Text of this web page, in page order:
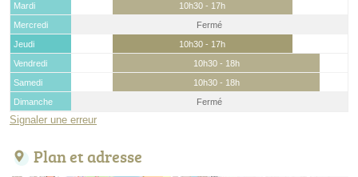
Mardi
10h30 - 17h
Mercredi
Fermé
Jeudi
10h30 - 17h
Vendredi
10h30 - 18h
Samedi
10h30 - 18h
Dimanche
Fermé
Signaler une erreur
Plan et adresse